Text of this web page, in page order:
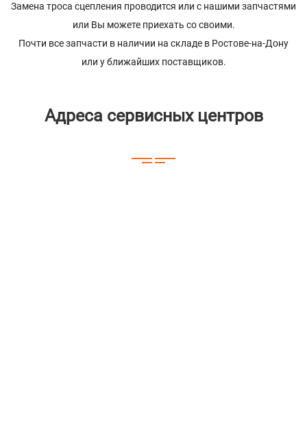
Замена троса сцепления проводится или с нашими запчастями
или Вы можете приехать со своими.
Почти все запчасти в наличии на складе в Ростове-на-Дону
или у ближайших поставщиков.
Адреса сервисных центров